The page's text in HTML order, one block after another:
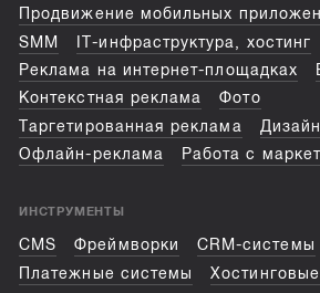
Продвижение мобильных
SMM
IT-инфраструктура, хостинг
Реклама на интернет-площадках
Контекстная реклама
Фото
Таргетированная реклама
Дизайн
Офлайн-реклама
Работа с
ИНСТРУМЕНТЫ
CMS Фреймворки
CRM-системы
Платежные системы